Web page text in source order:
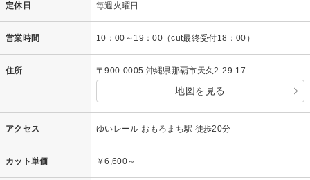
定休日 毎週火曜日
営業時間 10：00～19：00（cut最終受付18：00）
住所 〒900-0005 沖縄県那覇市天久2-29-17
地図を見る
アクセス ゆいレール おもろまち駅 徒歩20分
カット単価 ￥6,600～